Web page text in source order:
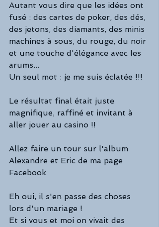
Autant vous dire que les idées ont
fusé : des cartes de poker, des dés,
des jetons, des diamants, des minis
machines à sous, du rouge, du noir
et une touche d'élégance avec les
arums...
Un seul mot : je me suis éclatée !!!
Le résultat final était juste
magnifique, raffiné et invitant à
aller jouer au casino !!
Allez faire un tour sur l'album
Alexandre et Eric de ma page
Facebook
Eh oui, il s'en passe des choses
lors d'un mariage !
Et si vous et moi on vivait des